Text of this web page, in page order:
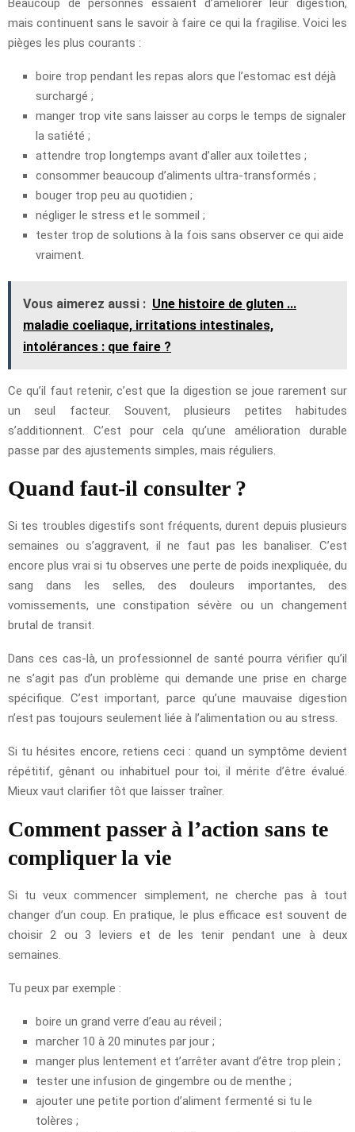
mais continuent sans le savoir à faire ce qui la fragilise. Voici les
pièges les plus courants :
boire trop pendant les repas alors que l’estomac est déjà
surchargé ;
manger trop vite sans laisser au corps le temps de signaler
la satiété ;
attendre trop longtemps avant d’aller aux toilettes ;
consommer beaucoup d’aliments ultra-transformés ;
bouger trop peu au quotidien ;
négliger le stress et le sommeil ;
tester trop de solutions à la fois sans observer ce qui aide
vraiment.
Vous aimerez aussi : Une histoire de gluten ...
maladie coeliaque, irritations intestinales,
intolérances : que faire ?
Ce qu’il faut retenir, c’est que la digestion se joue rarement sur
un seul facteur. Souvent, plusieurs petites habitudes
s’additionnent. C’est pour cela qu’une amélioration durable
passe par des ajustements simples, mais réguliers.
Quand faut-il consulter ?
Si tes troubles digestifs sont fréquents, durent depuis plusieurs
semaines ou s’aggravent, il ne faut pas les banaliser. C’est
encore plus vrai si tu observes une perte de poids inexpliquée, du
sang dans les selles, des douleurs importantes, des
vomissements, une constipation sévère ou un changement
brutal de transit.
Dans ces cas-là, un professionnel de santé pourra vérifier qu’il
ne s’agit pas d’un problème qui demande une prise en charge
spécifique. C’est important, parce qu’une mauvaise digestion
n’est pas toujours seulement liée à l’alimentation ou au stress.
Si tu hésites encore, retiens ceci : quand un symptôme devient
répétitif, gênant ou inhabituel pour toi, il mérite d’être évalué.
Mieux vaut clarifier tôt que laisser traîner.
Comment passer à l’action sans te
compliquer la vie
Si tu veux commencer simplement, ne cherche pas à tout
changer d’un coup. En pratique, le plus efficace est souvent de
choisir 2 ou 3 leviers et de les tenir pendant une à deux
semaines.
Tu peux par exemple :
boire un grand verre d’eau au réveil ;
marcher 10 à 20 minutes par jour ;
manger plus lentement et t’arrêter avant d’être trop plein ;
tester une infusion de gingembre ou de menthe ;
ajouter une petite portion d’aliment fermenté si tu le
tolères ;